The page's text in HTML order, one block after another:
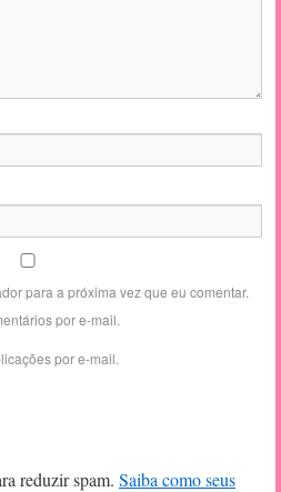
para a próxima vez que eu comentar.
por e-mail.
por e-mail.
reduzir spam. Saiba como seus